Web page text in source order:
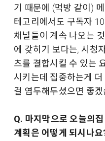
기 때문에 (먹방 같이)
테고리에서도 구독자
채널들이 계속 나오는
에 갖히기 보다는, 시청
츠를 결합시킬 수 있는
시키는데 집중하는게
걸 염두해두셨으면 좋겠
Q. 마지막으로 오늘의
계획은 어떻게 되시나요